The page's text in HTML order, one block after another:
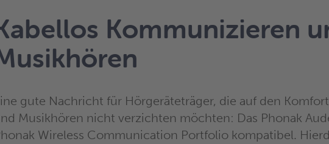
Kommunizieren
gute Nachricht für Hörgeräteträger, die auf den
Musikhören nicht verzichten möchten: Das Phonak
Wireless Communication Portfolio kompatibel.